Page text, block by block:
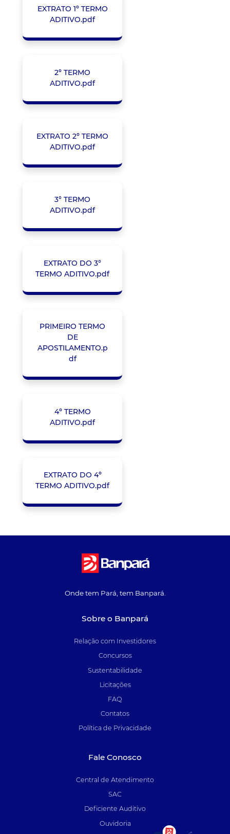
EXTRATO 1º TERMO
ADITIVO.pdf
2º TERMO
ADITIVO.pdf
EXTRATO 2º TERMO
ADITIVO.pdf
3° TERMO
ADITIVO.pdf
EXTRATO DO 3°
TERMO ADITIVO.pdf
PRIMEIRO TERMO
DE
APOSTILAMENTO.p
df
4º TERMO
ADITIVO.pdf
EXTRATO DO 4º
TERMO ADITIVO.pdf
Onde tem Pará, tem Banpará.
Sobre o Banpará
Relação com Investidores
Concursos
Sustentabilidade
Licitações
FAQ
Contatos
Política de Privacidade
Fale Conosco
Central de Atendimento
SAC
Deficiente Auditivo
Ouvidoria